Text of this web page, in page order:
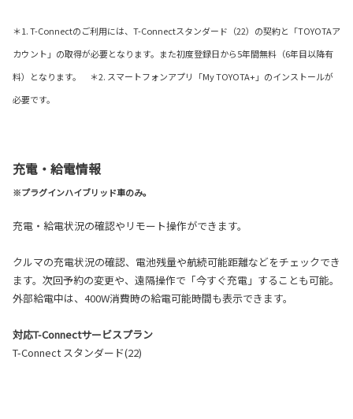
＊1. T-Connectのご利用には、T-Connectスタンダード（22）の契約と「TOYOTAア
カウント」の取得が必要となります。また初度登録日から5年間無料（6年目以降有
料）となります。 ＊2. スマートフォンアプリ「My TOYOTA+」のインストールが
必要です。
充電・給電情報
※プラグインハイブリッド車のみ。
充電・給電状況の確認やリモート操作ができます。
クルマの充電状況の確認、電池残量や航続可能距離などをチェックでき
ます。次回予約の変更や、遠隔操作で「今すぐ充電」することも可能。
外部給電中は、400W消費時の給電可能時間も表示できます。
対応T-Connectサービスプラン
T-Connect スタンダード(22)